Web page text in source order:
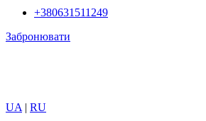
+380631511249
Забронювати
UA | RU